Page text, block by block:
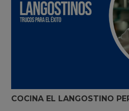
COCINA EL LANGOSTINO